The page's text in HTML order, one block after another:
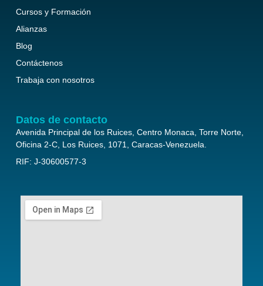
Cursos y Formación
Alianzas
Blog
Contáctenos
Trabaja con nosotros
Datos de contacto
Avenida Principal de los Ruices, Centro Monaca, Torre Norte,
Oficina 2-C, Los Ruices, 1071, Caracas-Venezuela.
RIF: J-30600577-3